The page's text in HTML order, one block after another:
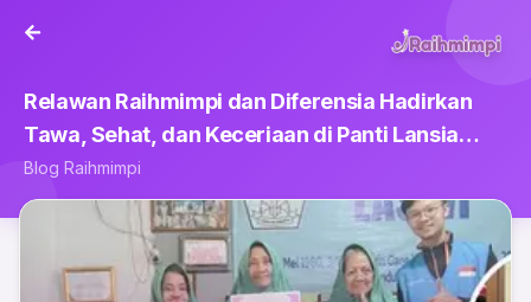
Relawan Raihmimpi dan Diferensia Hadirkan
Tawa, Sehat, dan Keceriaan di Panti Lansia
Bandung
Blog Raihmimpi